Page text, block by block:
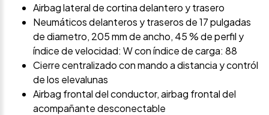
Airbag lateral de cortina delantero y trasero
Neumáticos delanteros y traseros de 17 pulgadas
de diametro, 205 mm de ancho, 45 % de perfil y
índice de velocidad: W con índice de carga: 88
Cierre centralizado con mando a distancia y contról
de los elevalunas
Airbag frontal del conductor, airbag frontal del
acompañante desconectable